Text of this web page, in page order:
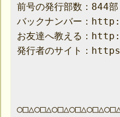
前号の発行部数：844部
バックナンバー：
お友達へ教える：
発行者のサイト：